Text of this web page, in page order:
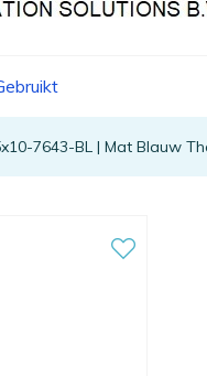
7643-BL | Mat Blauw